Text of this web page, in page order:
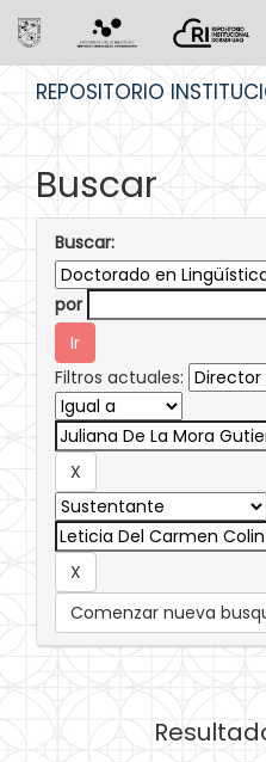
REPOSITORIO
Buscar
Buscar:
por
Filtros actuales:
Comenzar nueva